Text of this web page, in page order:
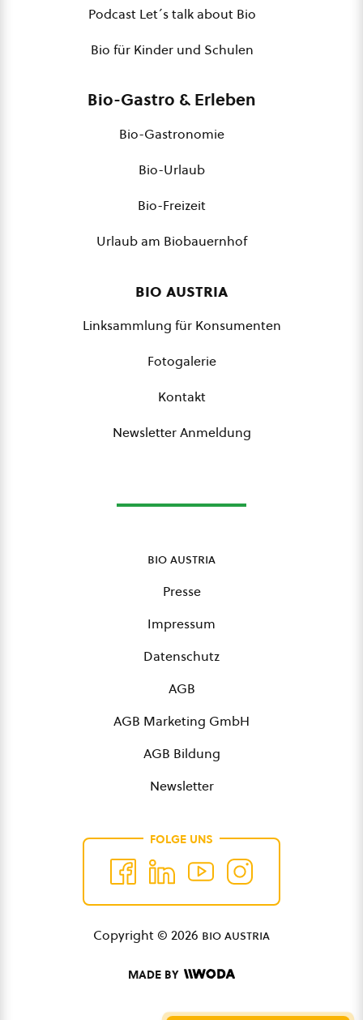
Podcast Let´s talk about Bio
Bio für Kinder und Schulen
Bio-Gastro & Erleben
Bio-Gastronomie
Bio-Urlaub
Bio-Freizeit
Urlaub am Biobauernhof
bio austria
Linksammlung für Konsumenten
Fotogalerie
Kontakt
Newsletter Anmeldung
bio austria
Presse
Impressum
Datenschutz
AGB
AGB Marketing GmbH
AGB Bildung
Newsletter
FOLGE UNS
Copyright © 2026 bio austria
MADE BY